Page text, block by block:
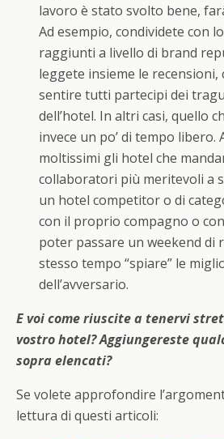
lavoro è stato svolto bene,
Ad esempio, condividete con
raggiunti a livello di brand
leggete insieme le recensioni,
sentire tutti partecipi dei
dell’hotel. In altri casi, quello
invece un po’ di tempo libero.
moltissimi gli hotel che
collaboratori più meritevoli a
un hotel competitor o di
con il proprio compagno o
poter passare un weekend di
stesso tempo “spiare” le
dell’avversario.
E voi come riuscite a tenervi
vostro hotel? Aggiungereste
sopra elencati?
Se volete approfondire
lettura di questi articoli: